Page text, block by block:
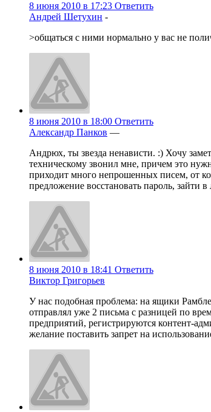
8 июня 2010 в 17:23 Ответить
Андрей Шетухин -
>общаться с ними нормально у вас не
8 июня 2010 в 18:00 Ответить
Александр Панков —
Андрюх, ты звезда ненависти. :) Хочу
техническому звонил мне, причем это
приходит много непрошенных писем, от
предложение восстановать пароль,
8 июня 2010 в 18:41 Ответить
Виктор Григорьев
У нас подобная проблема: на ящики
отправлял уже 2 письма с разницей по
предприятий, регистрируются контент-
желание поставить запрет на